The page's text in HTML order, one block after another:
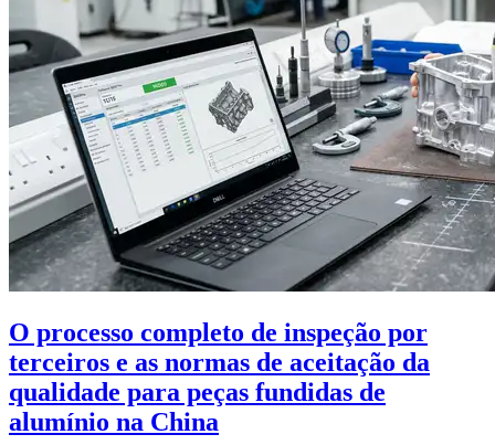
O processo completo de inspeção por
terceiros e as normas de aceitação da
qualidade para peças fundidas de
alumínio na China